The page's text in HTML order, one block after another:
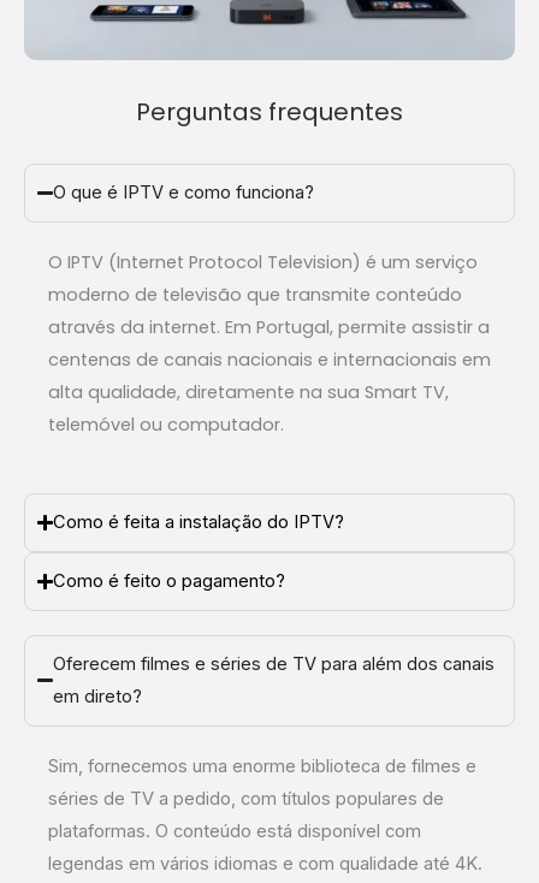
Perguntas frequentes
O que é IPTV e como funciona?
O IPTV (Internet Protocol Television) é um serviço
moderno de televisão que transmite conteúdo
através da internet. Em Portugal, permite assistir a
centenas de canais nacionais e internacionais em
alta qualidade, diretamente na sua Smart TV,
telemóvel ou computador.
Como é feita a instalação do IPTV?
Como é feito o pagamento?
Oferecem filmes e séries de TV para além dos canais
em direto?
Sim, fornecemos uma enorme biblioteca de filmes e
séries de TV a pedido, com títulos populares de
plataformas. O conteúdo está disponível com
legendas em vários idiomas e com qualidade até 4K.